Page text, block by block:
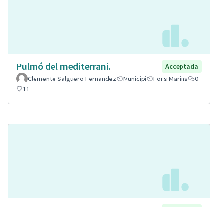
Pulmó del mediterrani.
Acceptada
Clemente Salguero Fernandez
Municipi Fons Marins
0
11